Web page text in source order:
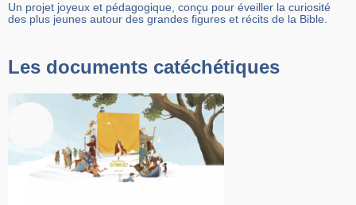
Un projet joyeux et pédagogique, conçu pour éveiller la curiosité
des plus jeunes autour des grandes figures et récits de la Bible.
Les documents catéchétiques